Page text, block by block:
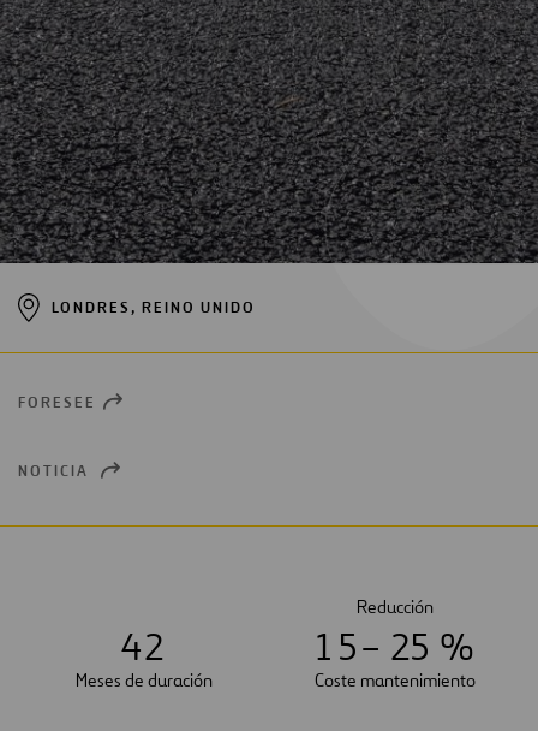
LONDRES, REINO UNIDO
FORESEE OPEN
NOTICIA
OPEN
42
Meses de duración
Reducción
1 5– 25 %
Coste mantenimiento